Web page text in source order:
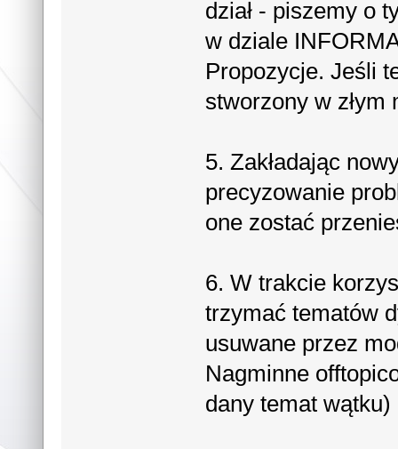
dział - piszemy o
w dziale
Propozycje. Jeśli
stworzony w złym
5. Zakładając
precyzowanie
one zostać
6. W trakcie
trzymać tematów
usuwane przez
Nagminne
dany temat